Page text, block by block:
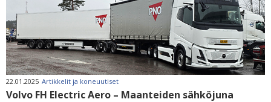
22.01.2025 Artikkelit ja koneuutiset
Volvo FH Electric Aero – Maanteiden sähköjuna